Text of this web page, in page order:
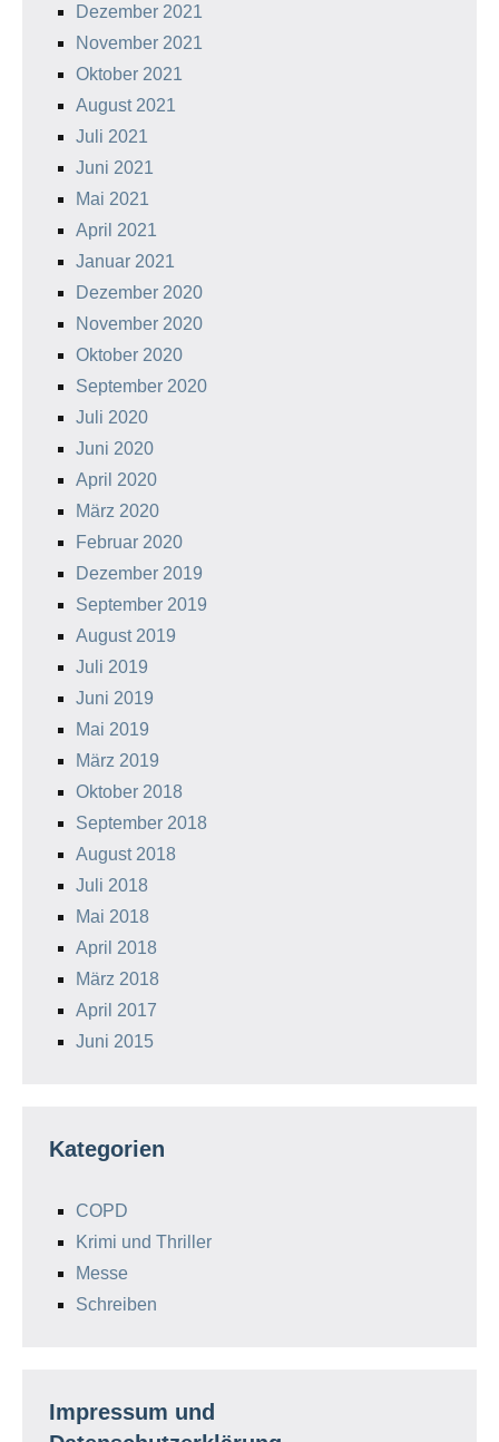
Dezember 2021
November 2021
Oktober 2021
August 2021
Juli 2021
Juni 2021
Mai 2021
April 2021
Januar 2021
Dezember 2020
November 2020
Oktober 2020
September 2020
Juli 2020
Juni 2020
April 2020
März 2020
Februar 2020
Dezember 2019
September 2019
August 2019
Juli 2019
Juni 2019
Mai 2019
März 2019
Oktober 2018
September 2018
August 2018
Juli 2018
Mai 2018
April 2018
März 2018
April 2017
Juni 2015
Kategorien
COPD
Krimi und Thriller
Messe
Schreiben
Impressum und